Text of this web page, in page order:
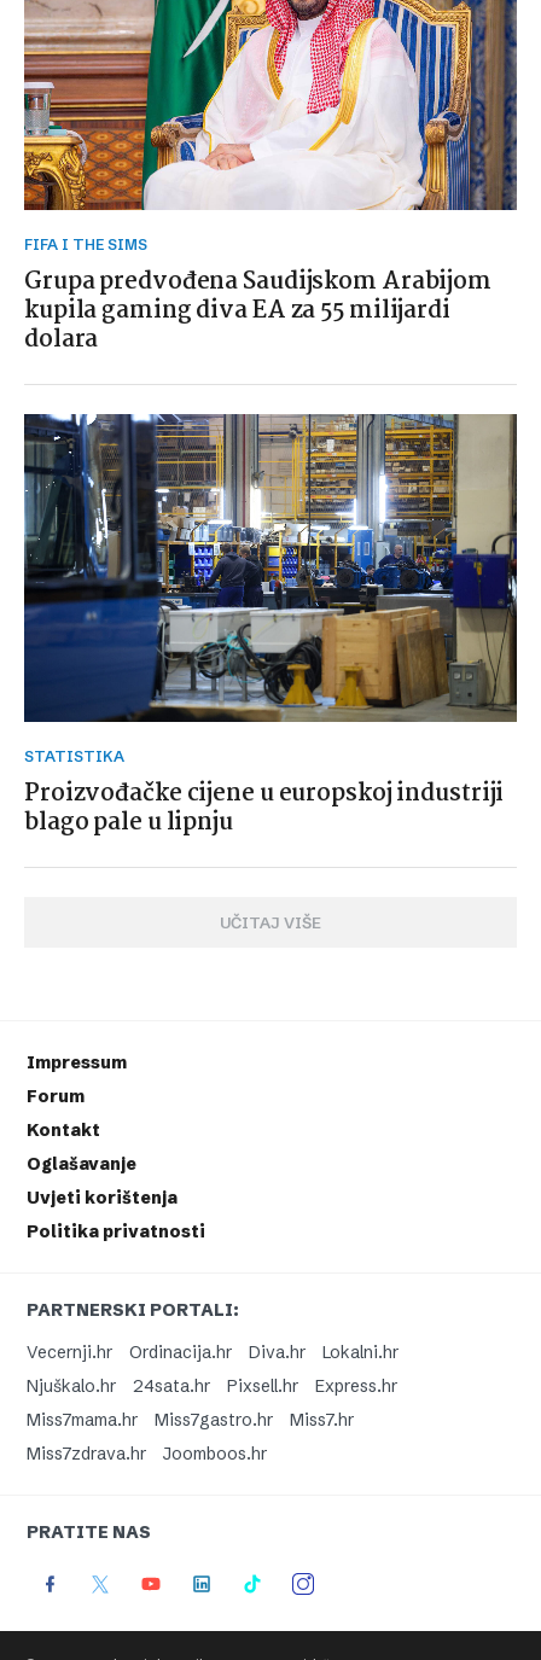
FIFA I THE SIMS
Grupa predvođena Saudijskom Arabijom
kupila gaming diva EA za 55 milijardi
dolara
STATISTIKA
Proizvođačke cijene u europskoj industriji
blago pale u lipnju
UČITAJ VIŠE
Impressum
Forum
Kontakt
Oglašavanje
Uvjeti korištenja
Politika privatnosti
PARTNERSKI PORTALI:
Vecernji.hr
Ordinacija.hr Diva.hr
Lokalni.hr
Njuškalo.hr
24sata.hr Pixsell.hr
Express.hr
Miss7mama.hr
Miss7gastro.hr
Miss7.hr
Miss7zdrava.hr
Joomboos.hr
PRATITE NAS